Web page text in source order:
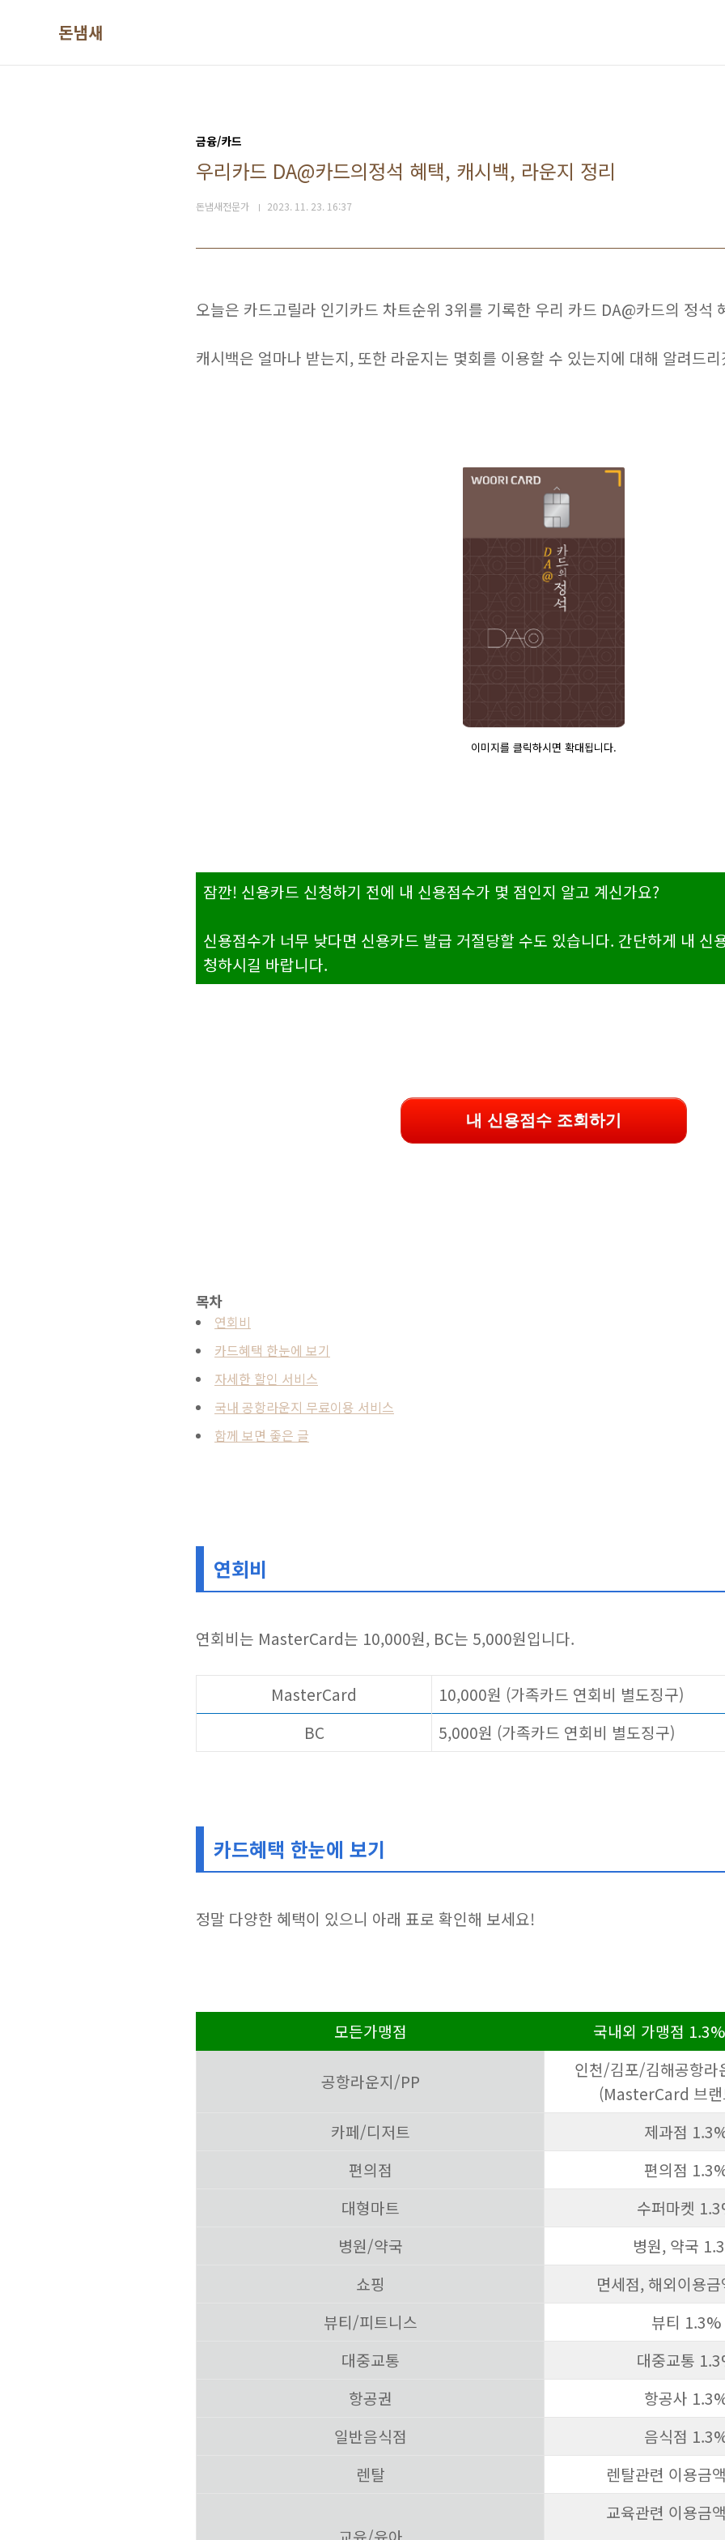
돈냄새
금융/카드
우리카드 DA@카드의정석 혜택, 캐시백, 라운지 정리
돈냄새전문가 2023. 11. 23. 16:37
오늘은 카드고릴라 인기카드 차트순위 3위를 기록한 우리 카드 DA@카드의 정석
캐시백은 얼마나 받는지, 또한 라운지는 몇회를 이용할 수 있는지에 대해 알려드
이미지를 클릭하시면 확대됩니다.
잠깐! 신용카드 신청하기 전에 내 신용점수가 몇 점인지 알고 계신가요?
신용점수가 너무 낮다면 신용카드 발급 거절당할 수도 있습니다. 간단하게 내 신
청하시길 바랍니다.
내 신용점수 조회하기
목차
연회비
카드혜택 한눈에 보기
자세한 할인 서비스
국내 공항라운지 무료이용 서비스
함께 보면 좋은 글
연회비
연회비는 MasterCard는 10,000원, BC는 5,000원입니다.
MasterCard
10,000원 (가족카드 연회비 별도징구)
BC
5,000원 (가족카드 연회비 별도징구)
카드혜택 한눈에 보기
정말 다양한 혜택이 있으니 아래 표로 확인해 보세요!
모든가맹점 국내외 가맹점
공항라운지/PP
인천/김포/김해공항라
(MasterCard 브랜
카페/디저트
제과점
편의점
편의점
대형마트
수퍼마켓
병원/약국
병원, 약국
쇼핑
면세점, 해외이용
뷰티/피트니스
뷰티 1.3%
대중교통
대중교통
항공권
항공사
일반음식점
음식점
렌탈
렌탈관련 이용금
교육관련 이용금